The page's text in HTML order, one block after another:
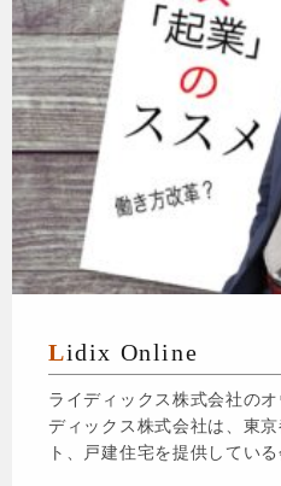
Lidix Online
ライディックス株式会社の
ディックス株式会社は、東
ト、戸建住宅を提供している